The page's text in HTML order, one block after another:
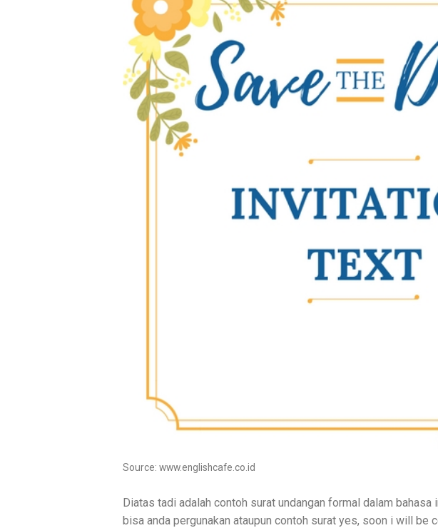
Source: www.englishcafe.co.id
Diatas tadi adalah contoh surat undangan formal dalam bahasa
bisa anda pergunakan ataupun contoh surat yes, soon i will be